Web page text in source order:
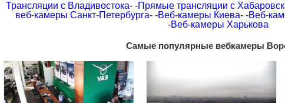
Трансляции с Владивостока- -Прямые трансляции с
веб-камеры Санкт-Петербурга- -Веб-камеры Киева- -Веб-
-Веб-камеры Харькова
Самые популярные вебкамеры